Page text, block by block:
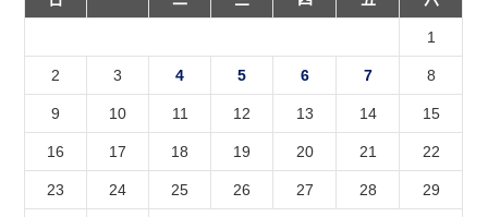
1
2 3 4 5 6 7 8
9 10 11 12 13 14 15
16 17 18 19 20 21 22
23 24 25 26 27 28 29